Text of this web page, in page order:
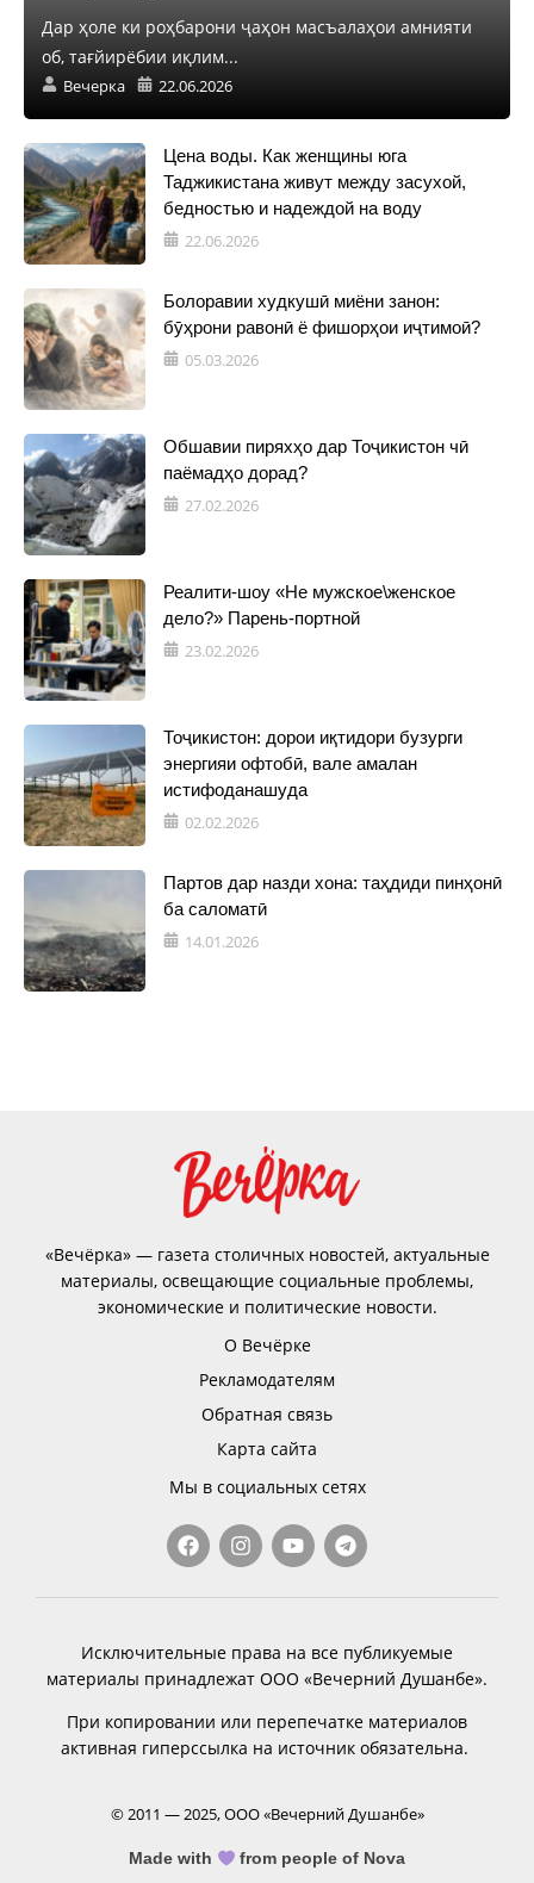
Дар ҳоле ки роҳбарони ҷаҳон масъалаҳои амнияти
об, тағйирёбии иқлим...
Вечерка 22.06.2026
Цена воды. Как женщины юга
Таджикистана живут между засухой,
бедностью и надеждой на воду
22.06.2026
Болоравии худкушӣ миёни занон:
бӯҳрони равонӣ ё фишорҳои иҷтимоӣ?
05.03.2026
Обшавии пиряхҳо дар Тоҷикистон чӣ
паёмадҳо дорад?
27.02.2026
Реалити-шоу «Не мужское\женское
дело?» Парень-портной
23.02.2026
Тоҷикистон: дорои иқтидори бузурги
энергияи офтобӣ, вале амалан
истифоданашуда
02.02.2026
Партов дар назди хона: таҳдиди пинҳонӣ
ба саломатӣ
14.01.2026
«Вечёрка» — газета столичных новостей, актуальные
материалы, освещающие социальные проблемы,
экономические и политические новости.
О Вечёрке
Рекламодателям
Обратная связь
Карта сайта
Мы в социальных сетях
Исключительные права на все публикуемые
материалы принадлежат ООО «Вечерний Душанбе».
При копировании или перепечатке материалов
активная гиперссылка на источник обязательна.
© 2011 — 2025, ООО «Вечерний Душанбе»
Made with from people of Nova